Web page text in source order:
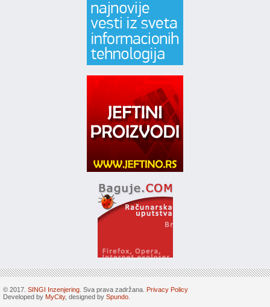
© 2017. SINGI Inzenjering . Sva prava zadržana. Privacy Policy
Developed by MyCity, designed by Spundo